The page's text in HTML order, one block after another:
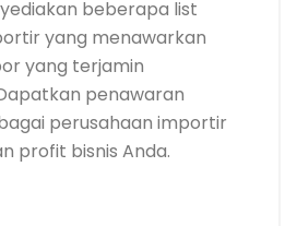
beberapa list
yang menawarkan
yang terjamin
penawaran
perusahaan importir
profit bisnis Anda.